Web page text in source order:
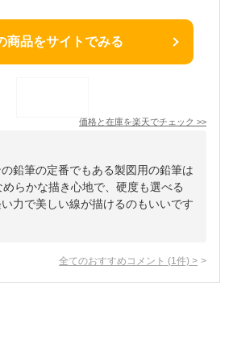
商品をサイトでみる
価格と在庫を楽天でチェック >>
鉛筆の定番でもある製図用の鉛筆は
らかな描き心地で、硬度も選べる
力で美しい線が描けるのもいいです
全てのおすすめコメント (1 件) >